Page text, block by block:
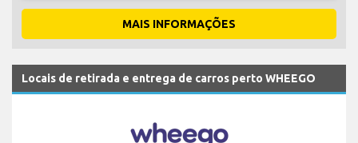
MAIS INFORMAÇÕES
Locais de retirada e entrega de carros perto WHEEGO